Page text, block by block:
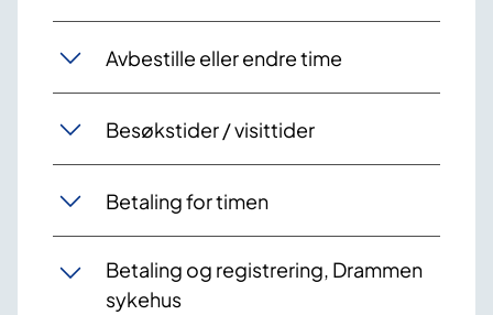
Avbestille eller endre time
Besøkstider / visittider
Betaling for timen
Betaling og registrering, Drammen
sykehus